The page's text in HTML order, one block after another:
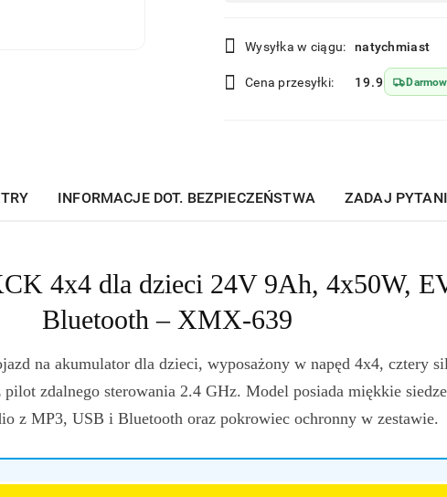
dostawa
Wysyłka w ciągu: natychmiast
Cena przesyłki: 19.9
INFORMACJE DOT. BEZPIECZEŃSTWA ZADAJ
4x4 dla dzieci 24V 9Ah, 4x50W,
Bluetooth – XMX-639
na akumulator dla dzieci, wyposażony w napęd 4x4, cztery
zdalnego sterowania 2.4 GHz. Model posiada miękkie
z MP3, USB i Bluetooth oraz pokrowiec ochronny w zestawie.